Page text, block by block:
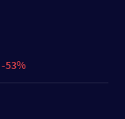
-53%